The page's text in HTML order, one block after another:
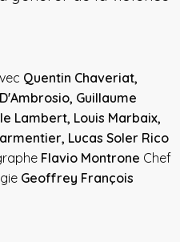
Quentin Chaveriat,
Guillaume
Lambert, Louis Marbaix,
Lucas Soler Rico
Flavio Montrone Chef
Geoffrey François